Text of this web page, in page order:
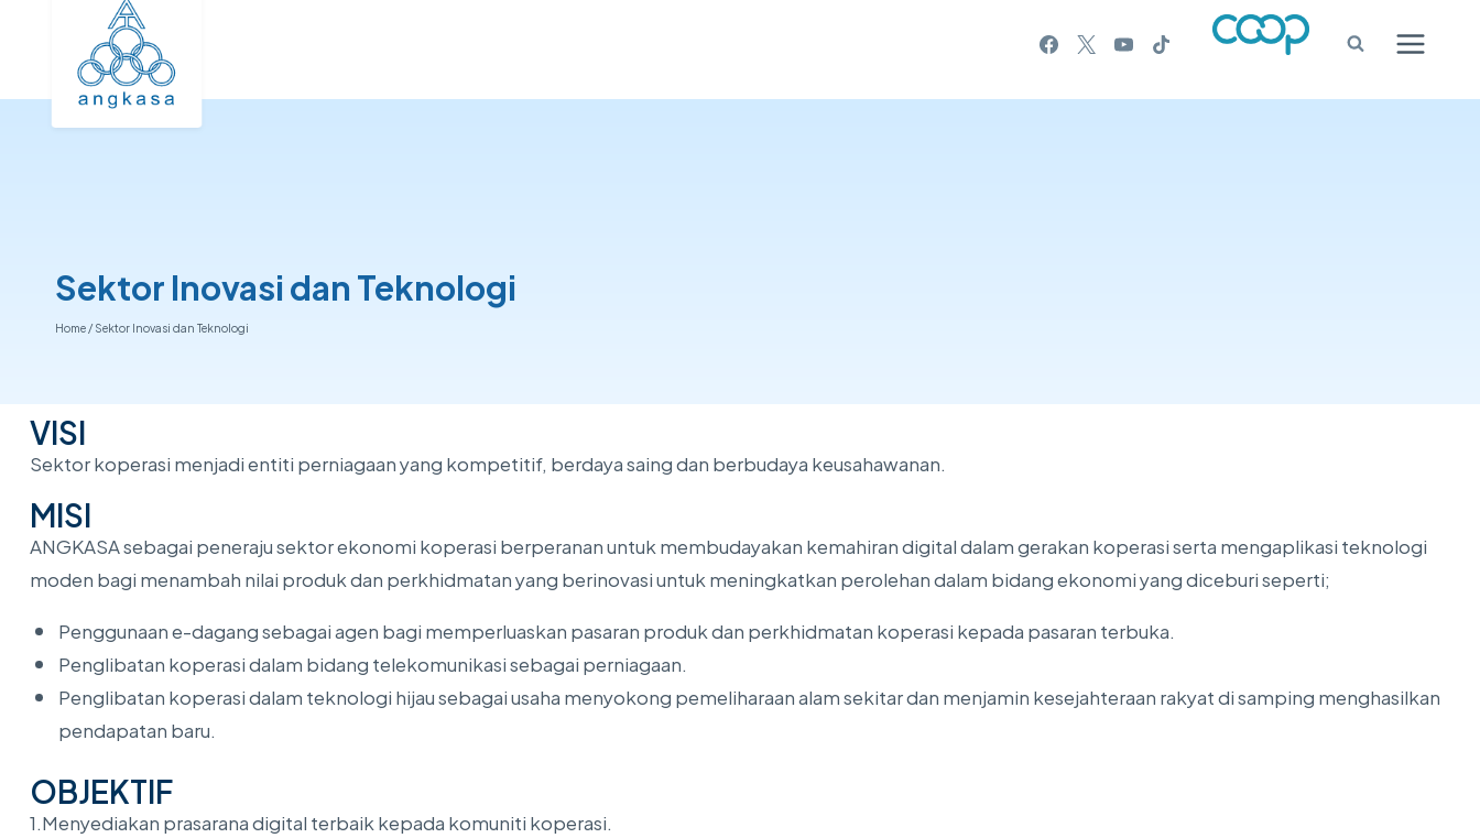
Sektor Inovasi dan Teknologi
Home/Sektor Inovasi dan Teknologi
VISI
Sektor koperasi menjadi entiti perniagaan yang kompetitif, berdaya saing dan berbudaya keusahawanan.
MISI
ANGKASA sebagai peneraju sektor ekonomi koperasi berperanan untuk membudayakan kemahiran digital dalam gerakan koperasi serta mengaplikasi teknologi
moden bagi menambah nilai produk dan perkhidmatan yang berinovasi untuk meningkatkan perolehan dalam bidang ekonomi yang diceburi seperti;
Penggunaan e-dagang sebagai agen bagi memperluaskan pasaran produk dan perkhidmatan koperasi kepada pasaran terbuka.
Penglibatan koperasi dalam bidang telekomunikasi sebagai perniagaan.
Penglibatan koperasi dalam teknologi hijau sebagai usaha menyokong pemeliharaan alam sekitar dan menjamin kesejahteraan rakyat di samping menghasilkan
pendapatan baru.
OBJEKTIF
1.Menyediakan prasarana digital terbaik kepada komuniti koperasi.